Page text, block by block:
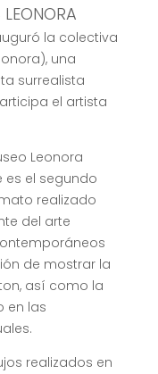
la colectiva
una
surrealista
el artista
Leonora
es el segundo
realizado
del arte
de mostrar la
así como la
en las
realizados en